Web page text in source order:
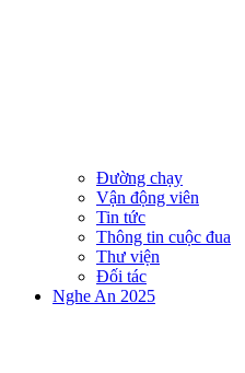
Đường chạy
Vận động viên
Tin tức
Thông tin cuộc đua
Thư viện
Đối tác
Nghe An 2025